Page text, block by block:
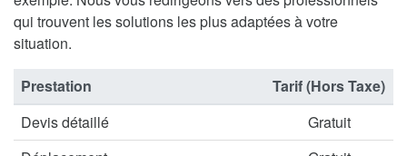
qui trouvent les solutions les plus adaptées à votre
situation.
Prestation
Tarif (Hors Taxe)
Devis détaillé
Gratuit